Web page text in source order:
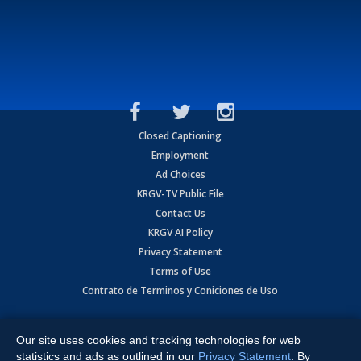
Closed Captioning
Employment
Ad Choices
KRGV-TV Public File
Contact Us
KRGV AI Policy
Privacy Statement
Terms of Use
Contrato de Terminos y Coniciones de Uso
Expressway, Weslaco, TX 78596.
Our site uses cookies and tracking technologies for web
statistics and ads as outlined in our Privacy Statement . By